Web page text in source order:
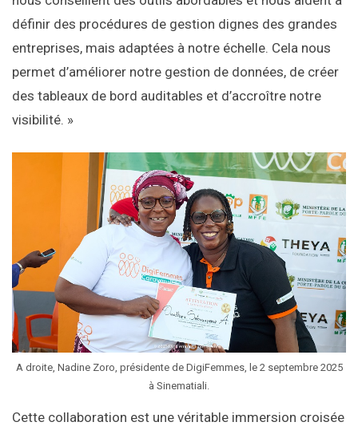
définir des procédures de gestion dignes des grandes
entreprises, mais adaptées à notre échelle. Cela nous
permet d’améliorer notre gestion de données, de créer
des tableaux de bord auditables et d’accroître notre
visibilité. »
A droite, Nadine Zoro, présidente de DigiFemmes, le 2 septembre 2025
à Sinematiali.
Cette collaboration est une véritable immersion croisée